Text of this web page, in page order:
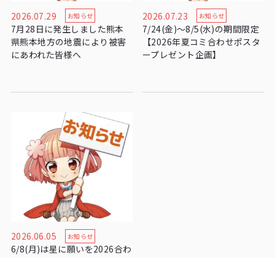
2026.07.29 お知らせ
7月28日に発生しました熊本
県熊本地方の地震により被害
にあわれた皆様へ
2026.07.23 お知らせ
7/24(金)〜8/5(水)の期間限定
【2026年夏コミ合わせポスタ
ープレゼント企画】
2026.06.05 お知らせ
6/8(月)は星に願いを2026合わ